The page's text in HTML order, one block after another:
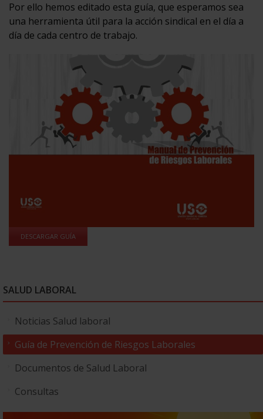
Por ello hemos editado esta guía, que esperamos sea
una herramienta útil para la acción sindical en el día a
día de cada centro de trabajo.
DESCARGAR GUÍA
SALUD LABORAL
Noticias Salud laboral
Guía de Prevención de Riesgos Laborales
Documentos de Salud Laboral
Consultas